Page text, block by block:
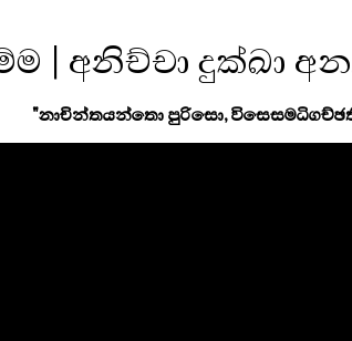
| අනිච්චා දුක්ඛා
"නාචින්තයන්තො පුරිසො,